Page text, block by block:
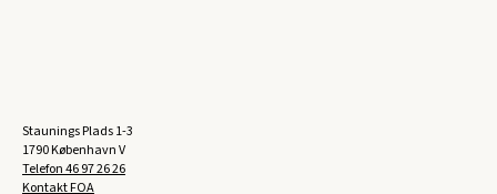
Staunings Plads 1-3
1790 København V
Telefon46 97 26 26
Kontakt FOA